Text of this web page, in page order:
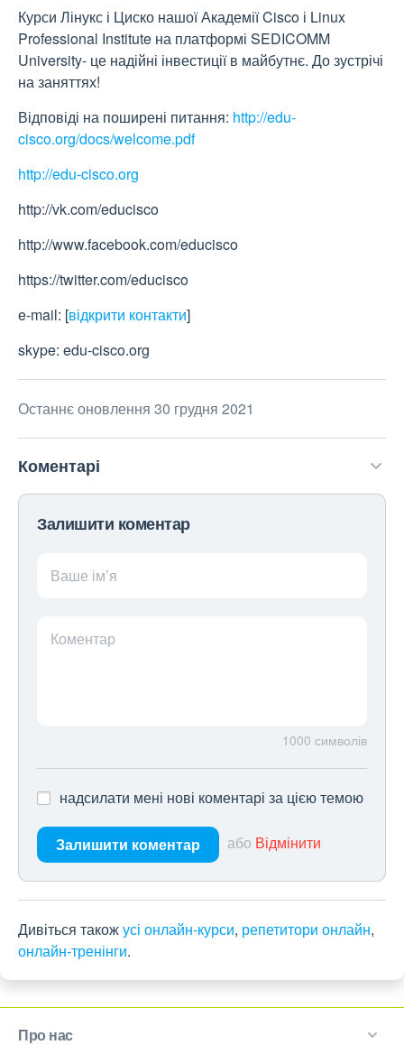
Курси Лінукс і Циско нашої Академії Cisco і Linux
Professional Institute на платформі SEDICOMM
University- це надійні інвестиції в майбутнє. До зустрічі
на заняттях!
Відповіді на поширені питання: http://edu-
cisco.org/docs/welcome.pdf
http://edu-cisco.org
http://vk.com/educisco
http://www.facebook.com/educisco
https://twitter.com/educisco
e-mail: [відкрити контакти]
skype: edu-cisco.org
Останнє оновлення 30 грудня 2021
Коментарі
Залишити коментар
Ваше ім’я
Коментар
1000 символів
надсилати мені нові коментарі за цією темою
Залишити коментар або Відмінити
Дивіться такожусі онлайн-курси, репетитори онлайн,
онлайн-тренінги.
Про нас